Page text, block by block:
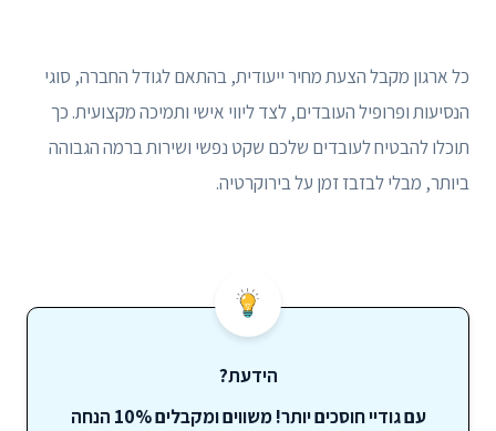
כל ארגון מקבל הצעת מחיר ייעודית, בהתאם לגודל החברה, סוגי
הנסיעות ופרופיל העובדים, לצד ליווי אישי ותמיכה מקצועית. כך
תוכלו להבטיח לעובדים שלכם שקט נפשי ושירות ברמה הגבוהה
ביותר, מבלי לבזבז זמן על בירוקרטיה.
הידעת?
עם גודיי חוסכים יותר! משווים ומקבלים 10% הנחה